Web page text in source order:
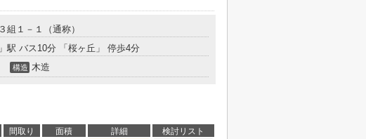
３組１－１（通称）
」駅 バス10分 「桜ヶ丘」 停歩4分
構造 木造
間取り 面積 詳細
検討リスト